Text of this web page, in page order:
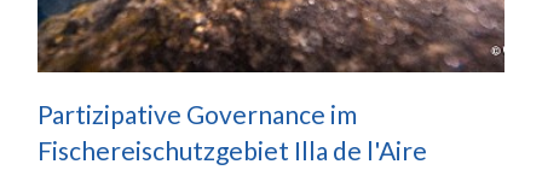
Partizipative Governance im
Fischereischutzgebiet Illa de l'Aire